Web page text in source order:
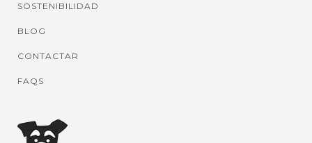
SOSTENIBILIDAD
BLOG
CONTACTAR
FAQS